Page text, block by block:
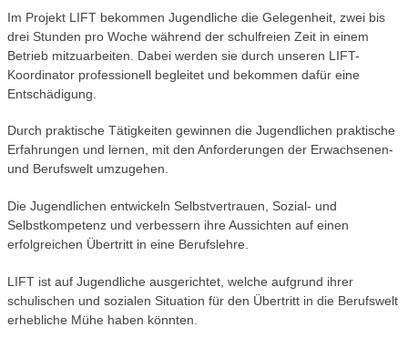
Im Projekt LIFT bekommen Jugendliche die Gelegenheit, zwei bis
drei Stunden pro Woche während der schulfreien Zeit in einem
Betrieb mitzuarbeiten. Dabei werden sie durch unseren LIFT-
Koordinator professionell begleitet und bekommen dafür eine
Entschädigung.
Durch praktische Tätigkeiten gewinnen die Jugendlichen praktische
Erfahrungen und lernen, mit den Anforderungen der Erwachsenen-
und Berufswelt umzugehen.
Die Jugendlichen entwickeln Selbstvertrauen, Sozial- und
Selbstkompetenz und verbessern ihre Aussichten auf einen
erfolgreichen Übertritt in eine Berufslehre.
LIFT ist auf Jugendliche ausgerichtet, welche aufgrund ihrer
schulischen und sozialen Situation für den Übertritt in die Berufswelt
erhebliche Mühe haben könnten.